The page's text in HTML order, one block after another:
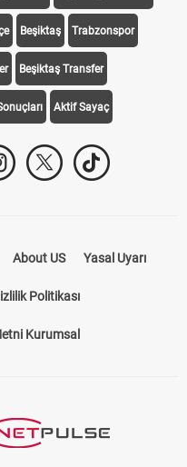
Beşiktaş Trabzonspor
Beşiktaş Transfer
Aktif Sayaç
About US Yasal Uyarı
Politikası
Kurumsal